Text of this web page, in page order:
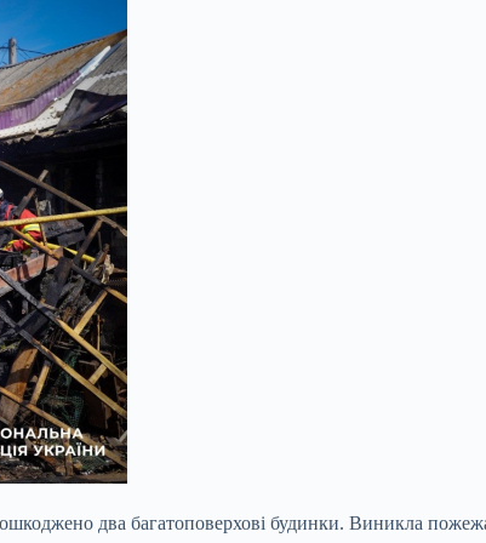
два багатоповерхові будинки. Виникла